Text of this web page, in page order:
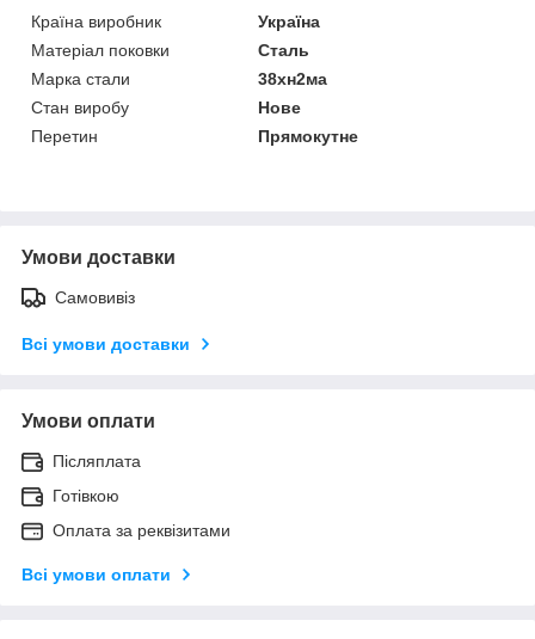
Країна виробник
Україна
Матеріал поковки
Сталь
Марка стали
38хн2ма
Стан виробу
Нове
Перетин
Прямокутне
Умови доставки
Самовивіз
Всі умови доставки
Умови оплати
Післяплата
Готівкою
Оплата за реквізитами
Всі умови оплати